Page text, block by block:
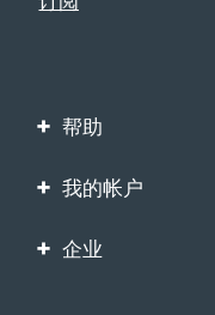
帮助
联系我们
我的帐户
产品注册
企业